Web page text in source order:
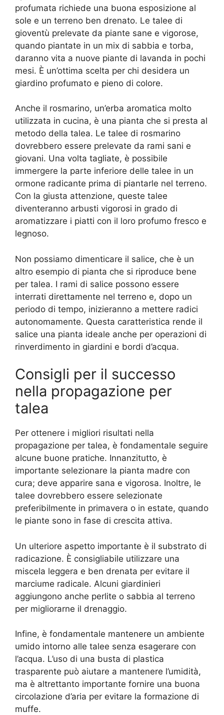
profumata richiede una buona esposizione al
sole e un terreno ben drenato. Le talee di
gioventù prelevate da piante sane e vigorose,
quando piantate in un mix di sabbia e torba,
daranno vita a nuove piante di lavanda in pochi
mesi. È un’ottima scelta per chi desidera un
giardino profumato e pieno di colore.
Anche il rosmarino, un’erba aromatica molto
utilizzata in cucina, è una pianta che si presta al
metodo della talea. Le talee di rosmarino
dovrebbero essere prelevate da rami sani e
giovani. Una volta tagliate, è possibile
immergere la parte inferiore delle talee in un
ormone radicante prima di piantarle nel terreno.
Con la giusta attenzione, queste talee
diventeranno arbusti vigorosi in grado di
aromatizzare i piatti con il loro profumo fresco e
legnoso.
Non possiamo dimenticare il salice, che è un
altro esempio di pianta che si riproduce bene
per talea. I rami di salice possono essere
interrati direttamente nel terreno e, dopo un
periodo di tempo, inizieranno a mettere radici
autonomamente. Questa caratteristica rende il
salice una pianta ideale anche per operazioni di
rinverdimento in giardini e bordi d’acqua.
Consigli per il successo
nella propagazione per
talea
Per ottenere i migliori risultati nella
propagazione per talea, è fondamentale seguire
alcune buone pratiche. Innanzitutto, è
importante selezionare la pianta madre con
cura; deve apparire sana e vigorosa. Inoltre, le
talee dovrebbero essere selezionate
preferibilmente in primavera o in estate, quando
le piante sono in fase di crescita attiva.
Un ulteriore aspetto importante è il substrato di
radicazione. È consigliabile utilizzare una
miscela leggera e ben drenata per evitare il
marciume radicale. Alcuni giardinieri
aggiungono anche perlite o sabbia al terreno
per migliorarne il drenaggio.
Infine, è fondamentale mantenere un ambiente
umido intorno alle talee senza esagerare con
l’acqua. L’uso di una busta di plastica
trasparente può aiutare a mantenere l’umidità,
ma è altrettanto importante fornire una buona
circolazione d’aria per evitare la formazione di
muffe.